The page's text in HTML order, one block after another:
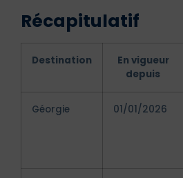
Récapitulatif
Destination
En vigueur
depuis
Géorgie 01/01/2026